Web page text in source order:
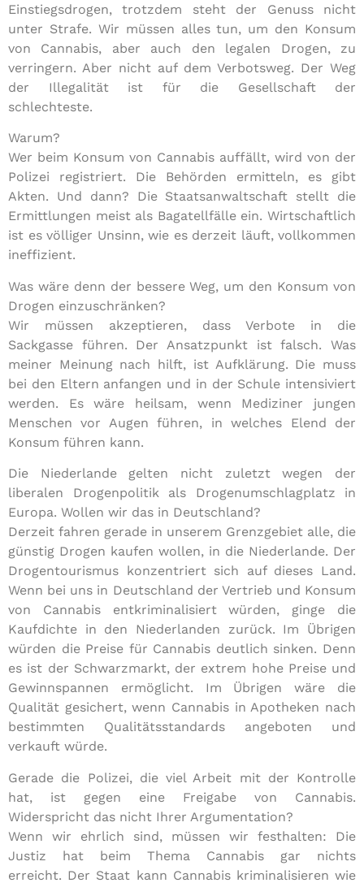
Einstiegsdrogen, trotzdem steht der Genuss nicht
unter Strafe. Wir müssen alles tun, um den Konsum
von Cannabis, aber auch den legalen Drogen, zu
verringern. Aber nicht auf dem Verbotsweg. Der Weg
der Illegalität ist für die Gesellschaft der
schlechteste.
Warum?
Wer beim Konsum von Cannabis auffällt, wird von der
Polizei registriert. Die Behörden ermitteln, es gibt
Akten. Und dann? Die Staatsanwaltschaft stellt die
Ermittlungen meist als Bagatellfälle ein. Wirtschaftlich
ist es völliger Unsinn, wie es derzeit läuft, vollkommen
ineffizient.
Was wäre denn der bessere Weg, um den Konsum von
Drogen einzuschränken?
Wir müssen akzeptieren, dass Verbote in die
Sackgasse führen. Der Ansatzpunkt ist falsch. Was
meiner Meinung nach hilft, ist Aufklärung. Die muss
bei den Eltern anfangen und in der Schule intensiviert
werden. Es wäre heilsam, wenn Mediziner jungen
Menschen vor Augen führen, in welches Elend der
Konsum führen kann.
Die Niederlande gelten nicht zuletzt wegen der
liberalen Drogenpolitik als Drogenumschlagplatz in
Europa. Wollen wir das in Deutschland?
Derzeit fahren gerade in unserem Grenzgebiet alle, die
günstig Drogen kaufen wollen, in die Niederlande. Der
Drogentourismus konzentriert sich auf dieses Land.
Wenn bei uns in Deutschland der Vertrieb und Konsum
von Cannabis entkriminalisiert würden, ginge die
Kaufdichte in den Niederlanden zurück. Im Übrigen
würden die Preise für Cannabis deutlich sinken. Denn
es ist der Schwarzmarkt, der extrem hohe Preise und
Gewinnspannen ermöglicht. Im Übrigen wäre die
Qualität gesichert, wenn Cannabis in Apotheken nach
bestimmten Qualitätsstandards angeboten und
verkauft würde.
Gerade die Polizei, die viel Arbeit mit der Kontrolle
hat, ist gegen eine Freigabe von Cannabis.
Widerspricht das nicht Ihrer Argumentation?
Wenn wir ehrlich sind, müssen wir festhalten: Die
Justiz hat beim Thema Cannabis gar nichts
erreicht. Der Staat kann Cannabis kriminalisieren wie